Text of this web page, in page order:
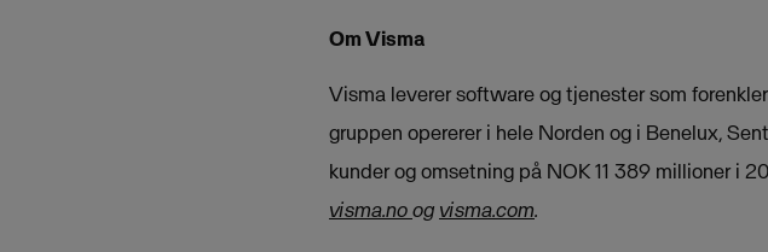
Om Visma
Visma leverer software og tjenester som
gruppen opererer i hele Norden og i Benelux,
kunder og omsetning på NOK 11 389 millioner i
visma.noog visma.com.